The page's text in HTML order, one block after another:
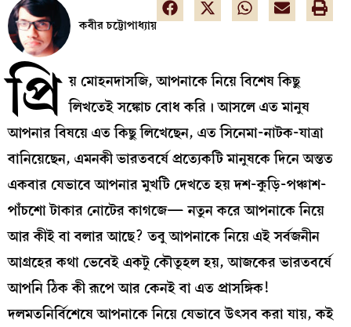
কবীর চট্টোপাধ্যায়
প্রি য় মোহনদাসজি, আপনাকে নিয়ে বিশেষ কিছু
লিখতেই সঙ্কোচ বোধ করি। আসলে এত মানুষ
আপনার বিষয়ে এত কিছু লিখেছেন, এত সিনেমা-নাটক-যাত্রা
বানিয়েছেন, এমনকী ভারতবর্ষে প্রত্যেকটি মানুষকে দিনে অন্তত
একবার যেভাবে আপনার মুখটি দেখতে হয় দশ-কুড়ি-পঞ্চাশ-
পাঁচশো টাকার নোটের কাগজে— নতুন করে আপনাকে নিয়ে
আর কীই বা বলার আছে? তবু আপনাকে নিয়ে এই সর্বজনীন
আগ্রহের কথা ভেবেই একটু কৌতূহল হয়, আজকের ভারতবর্ষে
আপনি ঠিক কী রূপে আর কেনই বা এত প্রাসঙ্গিক!
দলমতনির্বিশেষে আপনাকে নিয়ে যেভাবে উৎসব করা যায়, কই